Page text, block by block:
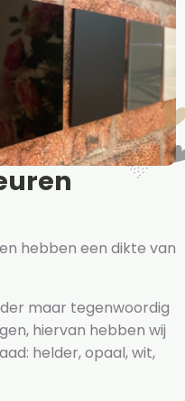
hebben een dikte van
maar tegenwoordig
hiervan hebben wij
helder, opaal, wit,